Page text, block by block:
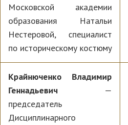
Московской академии
образования Натальи
Нестеровой, специалист
по историческому костюму
Крайнюченко Владимир
Геннадьевич —
председатель
Дисциплинарного